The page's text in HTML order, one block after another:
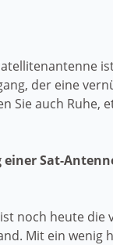
der eine
Sie auch Ruhe,
Sat-
noch heute die
Mit ein wenig